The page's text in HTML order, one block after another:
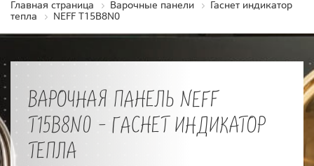
Главная страница Варочные панели
Гаснет индикатор
тепла
NEFF T15B8N0
ВАРОЧНАЯ ПАНЕЛЬ NEFF
T15B8N0 - ГАСНЕТ ИНДИКАТОР
ТЕПЛА